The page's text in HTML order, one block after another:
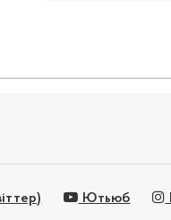
Ютьюб